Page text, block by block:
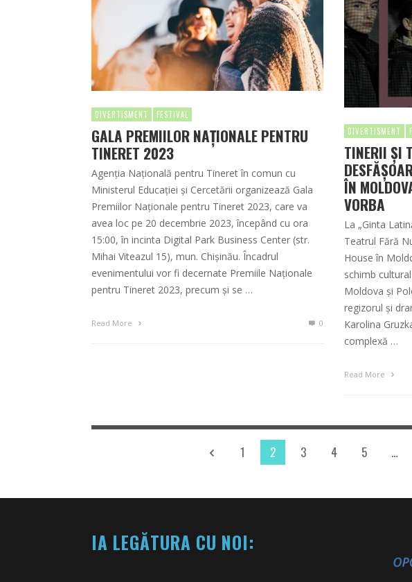
DIVERTISMENT FESTIVAL
GALA PREMIILOR NAȚIONALE PENTRU
TINERET 2023
Agenția Națională pentru Tineret în comun cu
Ministerul Educației și Cercetării organizează Gala
Premiilor Naționale pentru Tineret 2023, care va
avea loc pe 20 decembrie 2023, începând cu ora
15:00, în incinta Digital Park Business Center (str.
Mihai Viteazul 15), mun. Chișinău. Încadrul
evenimentului vor fi decernate Premiile Naționale
pentru Tineret 2023, precum și se …
Read More 0
DIVERTISMENT
TINERII ȘI
ÎN
VORBA
La „Ginta
Teatrul Fără
House în
schimb
Moldova și
regizorul și
Karolina
complexă …
Read More
1 2 3 4 5 …
IA LEGĂTURA CU NOI: